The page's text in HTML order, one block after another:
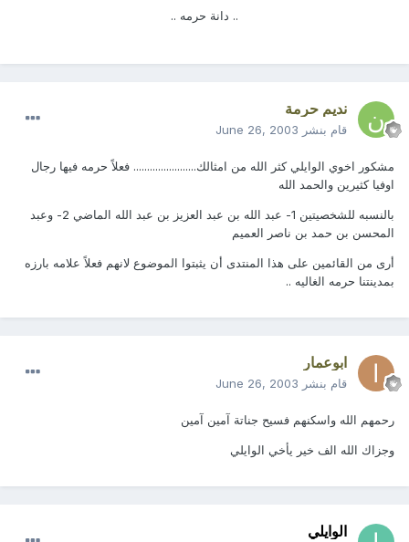
.. دانة حرمه ..
نديم حرمة
قام بنشر June 26, 2003
مشكور اخوي الوايلي كثر الله من امثالك....................... فعلاً حرمه فيها رجال
اوفيا كثيرين والحمد الله
بالنسبه للشخصيتين 1- عبد الله بن عبد العزيز بن عبد الله الماضي 2- وعبد
المحسن بن حمد بن ناصر العميم
أرى من القائمين على هذا المنتدى أن يثبتوا الموضوع لانهم فعلاً علامه بارزه
بمدينتنا حرمه الغاليه ..
ابوعمار
قام بنشر June 26, 2003
رحمهم الله واسكنهم فسيح جناتة آمين آمين
وجزاك الله الف خير يأخي الوايلي
الوايلي